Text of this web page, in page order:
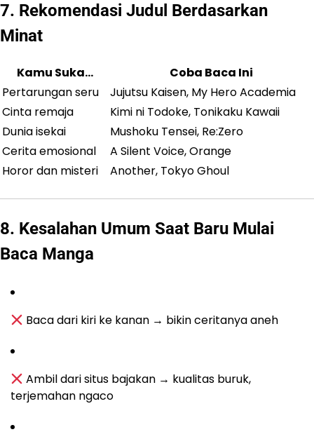
7. Rekomendasi Judul Berdasarkan
Minat
Kamu Suka…
Coba Baca Ini
Pertarungan seru
Jujutsu Kaisen, My Hero Academia
Cinta remaja
Kimi ni Todoke, Tonikaku Kawaii
Dunia isekai
Mushoku Tensei, Re:Zero
Cerita emosional
A Silent Voice, Orange
Horor dan misteri
Another, Tokyo Ghoul
8. Kesalahan Umum Saat Baru Mulai
Baca Manga
Baca dari kiri ke kanan → bikin ceritanya aneh
Ambil dari situs bajakan → kualitas buruk,
terjemahan ngaco